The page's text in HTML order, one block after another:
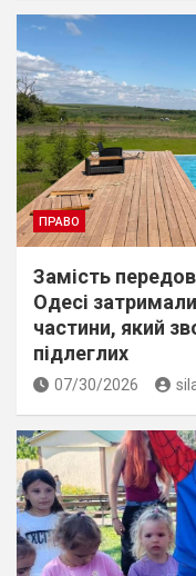
ПРАВО
Замість
Одесі
частини, який
підлеглих
07/30/2026